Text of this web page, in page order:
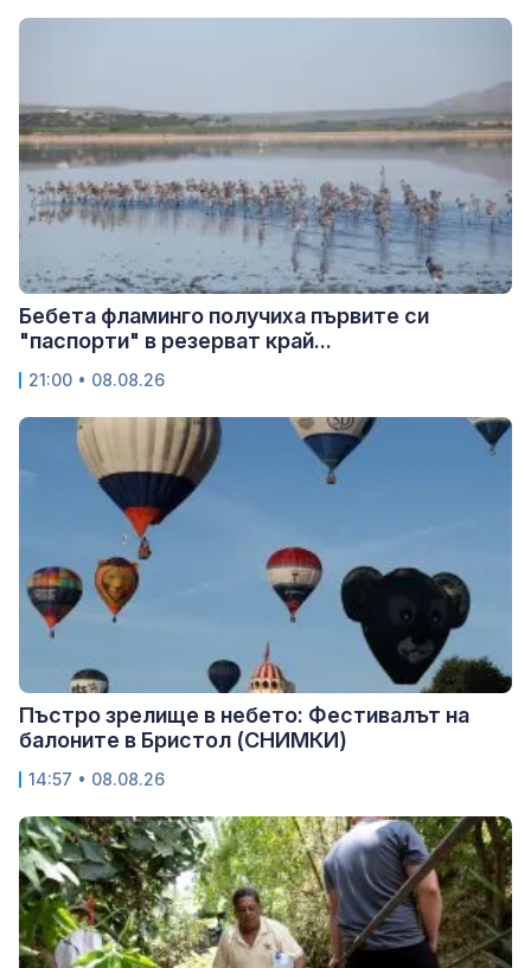
Бебета фламинго получиха първите си
"паспорти" в резерват край...
21:00 • 08.08.26
Пъстро зрелище в небето: Фестивалът на
балоните в Бристол (СНИМКИ)
14:57 • 08.08.26